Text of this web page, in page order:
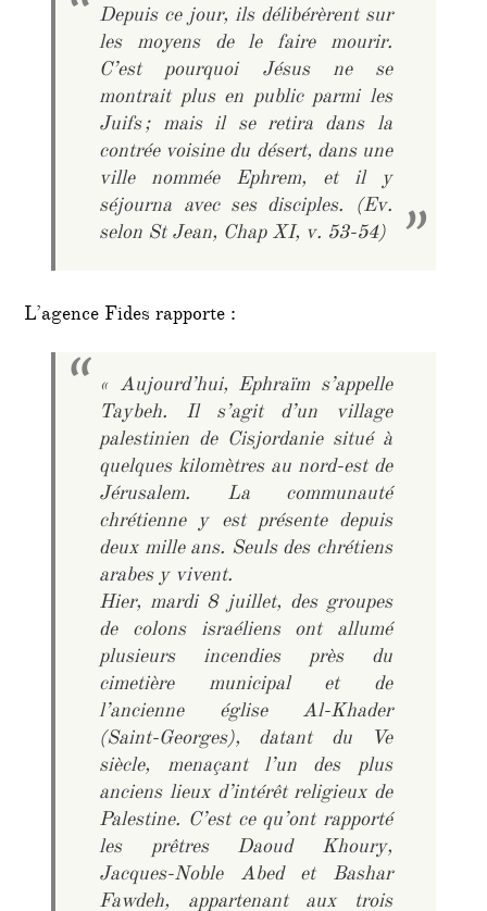
Depuis ce jour, ils délibérèrent sur
les moyens de le faire mourir.
C’est pourquoi Jésus ne se
montrait plus en public parmi les
Juifs ; mais il se retira dans la
contrée voisine du désert, dans une
ville nommée Ephrem, et il y
séjourna avec ses disciples. (Ev.
selon St Jean, Chap XI, v. 53-54)
L’agence Fides rapporte :
« Aujourd’hui, Ephraïm s’appelle
Taybeh. Il s’agit d’un village
palestinien de Cisjordanie situé à
quelques kilomètres au nord-est de
Jérusalem. La communauté
chrétienne y est présente depuis
deux mille ans. Seuls des chrétiens
arabes y vivent.
Hier, mardi 8 juillet, des groupes
de colons israéliens ont allumé
plusieurs incendies près du
cimetière municipal et de
l’ancienne église Al-Khader
(Saint-Georges), datant du Ve
siècle, menaçant l’un des plus
anciens lieux d’intérêt religieux de
Palestine. C’est ce qu’ont rapporté
les prêtres Daoud Khoury,
Jacques-Noble Abed et Bashar
Fawdeh, appartenant aux trois